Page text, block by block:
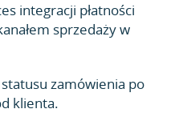
integracji płatności
sprzedaży w
zamówienia po
klienta.